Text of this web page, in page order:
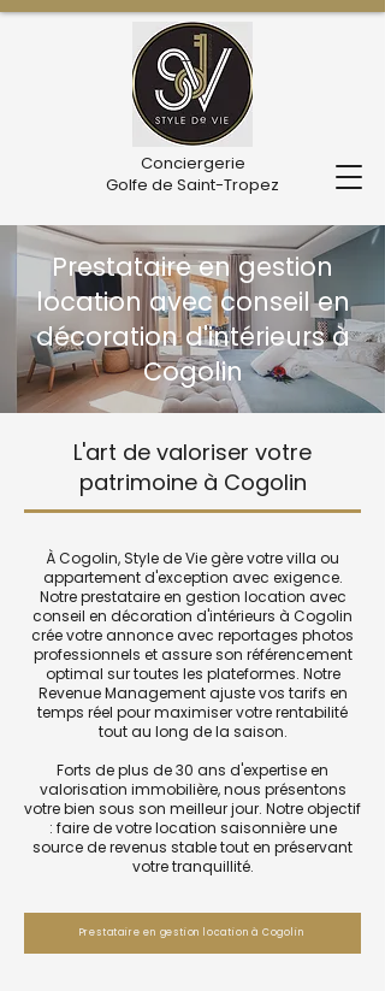
Conciergerie
Golfe de Saint-Tropez
Prestataire en gestion
location avec conseil en
décoration d'intérieurs à
Cogolin
L'art de valoriser votre
patrimoine à Cogolin
À Cogolin, Style de Vie gère votre villa ou
appartement d'exception avec exigence.
Notre prestataire en gestion location avec
conseil en décoration d'intérieurs à Cogolin
crée votre annonce avec reportages photos
professionnels et assure son référencement
optimal sur toutes les plateformes. Notre
Revenue Management ajuste vos tarifs en
temps réel pour maximiser votre rentabilité
tout au long de la saison.
Forts de plus de 30 ans d'expertise en
valorisation immobilière, nous présentons
votre bien sous son meilleur jour. Notre objectif
: faire de votre location saisonnière une
source de revenus stable tout en préservant
votre tranquillité.
Prestataire en gestion location à Cogolin